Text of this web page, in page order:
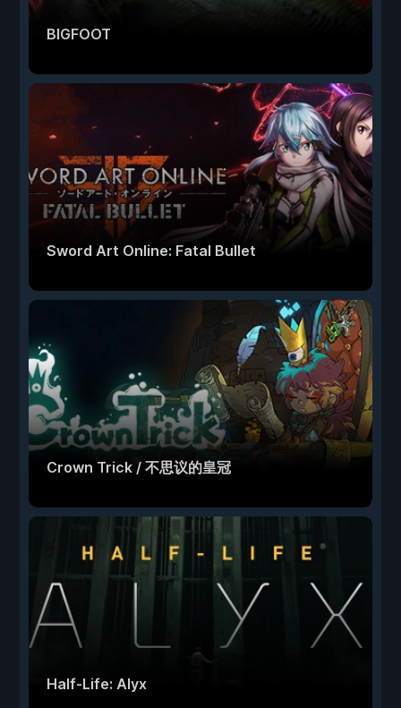
BIGFOOT
Sword Art Online: Fatal Bullet
Crown Trick / 不思议的皇冠
Half-Life: Alyx